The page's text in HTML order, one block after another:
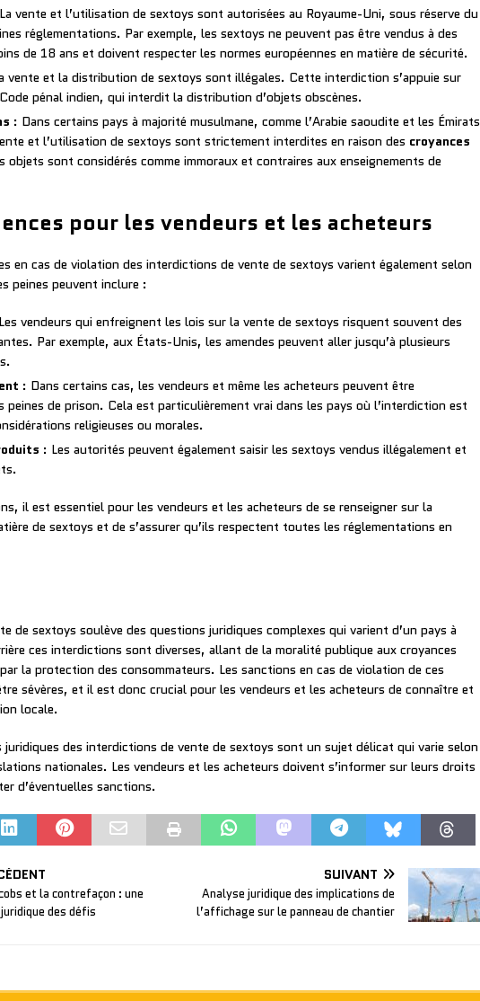
vente et l’utilisation de sextoys sont autorisées au Royaume-Uni, sous réserve du
réglementations. Par exemple, les sextoys ne peuvent pas être vendus à des
de 18 ans et doivent respecter les normes européennes en matière de sécurité.
vente et la distribution de sextoys sont illégales. Cette interdiction s’appuie sur
pénal indien, qui interdit la distribution d’objets obscènes.
: Dans certains pays à majorité musulmane, comme l’Arabie saoudite et les Émirats
et l’utilisation de sextoys sont strictement interdites en raison des croyances
objets sont considérés comme immoraux et contraires aux enseignements de
pour les vendeurs et les acheteurs
en cas de violation des interdictions de vente de sextoys varient également selon
peines peuvent inclure :
vendeurs qui enfreignent les lois sur la vente de sextoys risquent souvent des
Par exemple, aux États-Unis, les amendes peuvent aller jusqu’à plusieurs
: Dans certains cas, les vendeurs et même les acheteurs peuvent être
peines de prison. Cela est particulièrement vrai dans les pays où l’interdiction est
religieuses ou morales.
: Les autorités peuvent également saisir les sextoys vendus illégalement et
il est essentiel pour les vendeurs et les acheteurs de se renseigner sur la
de sextoys et de s’assurer qu’ils respectent toutes les réglementations en
de sextoys soulève des questions juridiques complexes qui varient d’un pays à
ces interdictions sont diverses, allant de la moralité publique aux croyances
la protection des consommateurs. Les sanctions en cas de violation de ces
sévères, et il est donc crucial pour les vendeurs et les acheteurs de connaître et
locale.
juridiques des interdictions de vente de sextoys sont un sujet délicat qui varie selon
nationales. Les vendeurs et les acheteurs doivent s’informer sur leurs droits
d’éventuelles sanctions.
et la contrefaçon : une
des défis
SUIVANT
Analyse juridique des implications de
l’affichage sur le panneau de chantier